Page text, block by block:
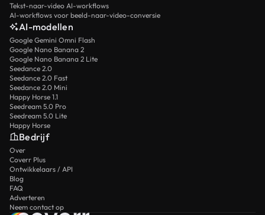
Tekst-naar-video AI-workflows
AI-workflows voor beeld-naar-video-conversie
AI-modellen
Google Gemini Omni Flash
Google Nano Banana 2
Google Nano Banana 2 Lite
Seedance 2.0
Seedance 2.0 Fast
Seedance 2.0 Mini
Happy Horse 1.1
Seedream 5.0 Pro
Seedream 5.0 Lite
Happy Horse
Bedrijf
Over
Coverr Plus
Ontwikkelaars / API
Blog
FAQ
Adverteren
Neem contact op